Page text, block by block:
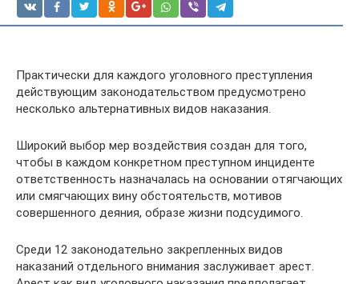
Практически для каждого уголовного преступления
действующим законодательством предусмотрено
несколько альтернативных видов наказания.
Широкий выбор мер воздействия создан для того,
чтобы в каждом конкретном преступном инциденте
ответственность назначалась на основании отягчающих
или смягчающих вину обстоятельств, мотивов
совершенного деяния, образе жизни подсудимого.
Среди 12 законодательно закрепленных видов
наказаний отдельного внимания заслуживает арест.